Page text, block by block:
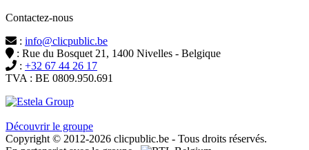
Contactez-nous
: info@clicpublic.be
: Rue du Bosquet 21, 1400 Nivelles - Belgique
: +32 67 44 26 17
TVA : BE 0809.950.691
Découvrir le groupe
Copyright © 2012-2026 clicpublic.be - Tous droits réservés.